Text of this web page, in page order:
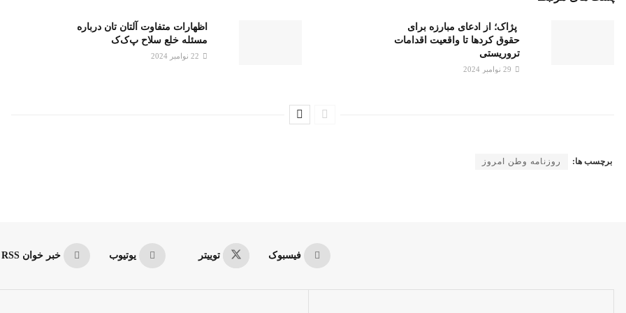
پژاک؛ از ادعای مبارزه برای
حقوق کردها تا واقعیت اقدامات
تروریستی
اظهارات متفاوت آلتان تان درباره
مسئله خلع سلاح پ‌ک‌ک
برچسب ها: روزنامه وطن امروز
فیسبوک توییتر یوتیوب خبر خوان RSS